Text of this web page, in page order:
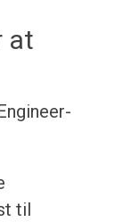
at
til